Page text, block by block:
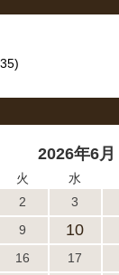
2026年6月
火 水
2 3
9 10
16 17